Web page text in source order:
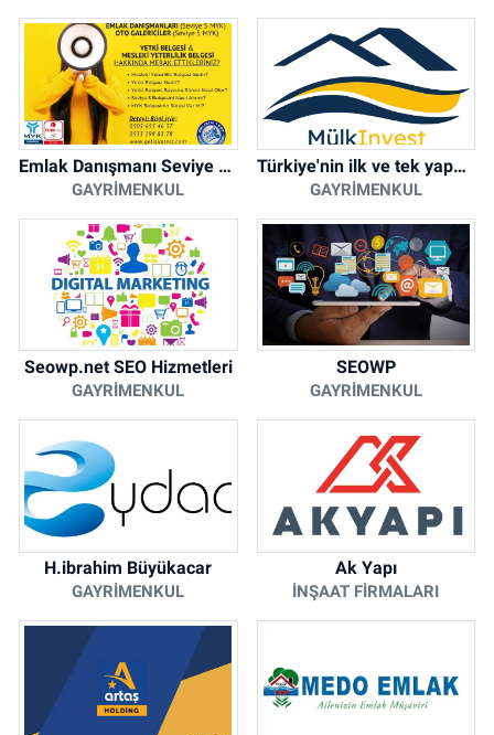
Emlak Danışmanı Seviye 5 Mesleki Yeterlilik Belgesi
GAYRIMENKUL
Türkiye'nin ilk ve tek yapay zeka destekli arsa ilan platformu
GAYRIMENKUL
Seowp.net SEO Hizmetleri
GAYRIMENKUL
SEOWP
GAYRIMENKUL
H.ibrahim Büyükacar
GAYRIMENKUL
Ak Yapı
İNŞAAT FIRMALARI